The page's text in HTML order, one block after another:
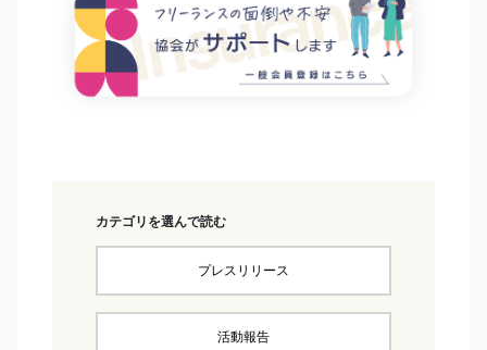
カテゴリを選んで読む
プレスリリース
活動報告